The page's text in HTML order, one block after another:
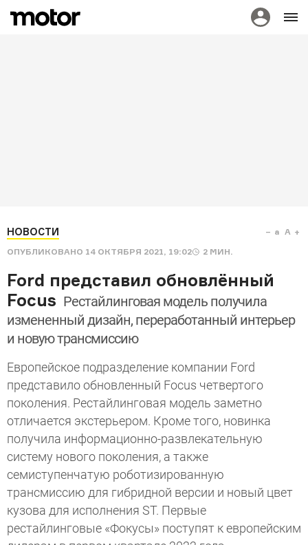
НОВОСТИ
ОПУБЛИКОВАНО 14 ОКТЯБРЯ 2021, 19:02 2 МИН.
a A
Ford представил обновлённый
Focus Рестайлинговая модель получила
измененный дизайн, переработанный интерьер
и новую трансмиссию
Европейское подразделение компании Ford
представило обновленный Focus четвертого
поколения. Рестайлинговая модель заметно
отличается экстерьером. Кроме того, новинка
получила информационно-развлекательную
систему нового поколения, а также
семиступенчатую роботизированную
трансмиссию для гибридной версии и новый цвет
кузова для исполнения ST. Первые
рестайлинговые «Фокусы» поступят к европейским